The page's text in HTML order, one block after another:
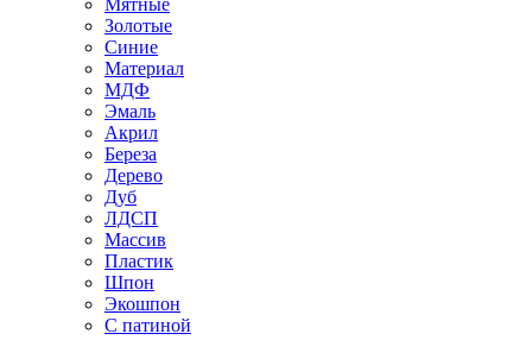
Мятные
Золотые
Синие
Материал
МДФ
Эмаль
Акрил
Береза
Дерево
Дуб
ЛДСП
Массив
Пластик
Шпон
Экошпон
С патиной